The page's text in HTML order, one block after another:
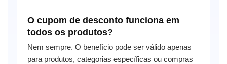
O cupom de desconto funciona em
todos os produtos?
Nem sempre. O benefício pode ser válido apenas
para produtos, categorias específicas ou compras